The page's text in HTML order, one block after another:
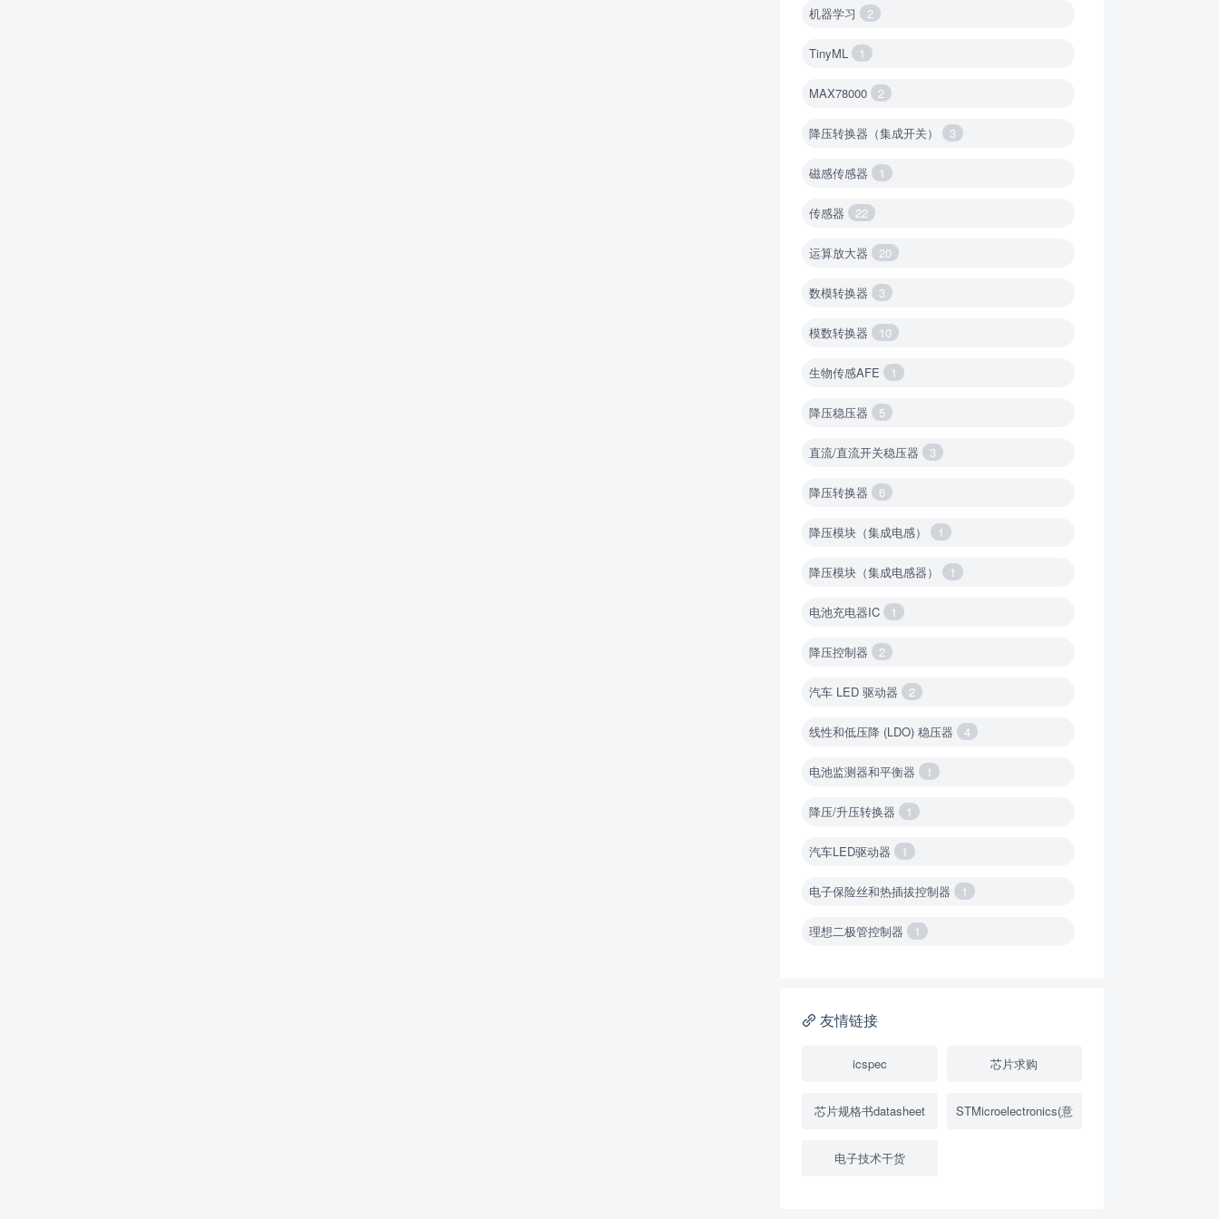
机器学习 2
TinyML 1
MAX78000 2
降压转换器（集成开关） 3
磁感传感器 1
传感器 22
运算放大器 20
数模转换器 3
模数转换器 10
生物传感AFE 1
降压稳压器 5
直流/直流开关稳压器 3
降压转换器 6
降压模块（集成电感） 1
降压模块（集成电感器） 1
电池充电器IC 1
降压控制器 2
汽车 LED 驱动器 2
线性和低压降 (LDO) 稳压器 4
电池监测器和平衡器 1
降压/升压转换器 1
汽车LED驱动器 1
电子保险丝和热插拔控制器 1
理想二极管控制器 1
降压转换器（继承开关）
USB隔离器 1
友情链接
icspec 芯片求购
芯片规格书datasheet STMicroelectronics(意
电子技术干货